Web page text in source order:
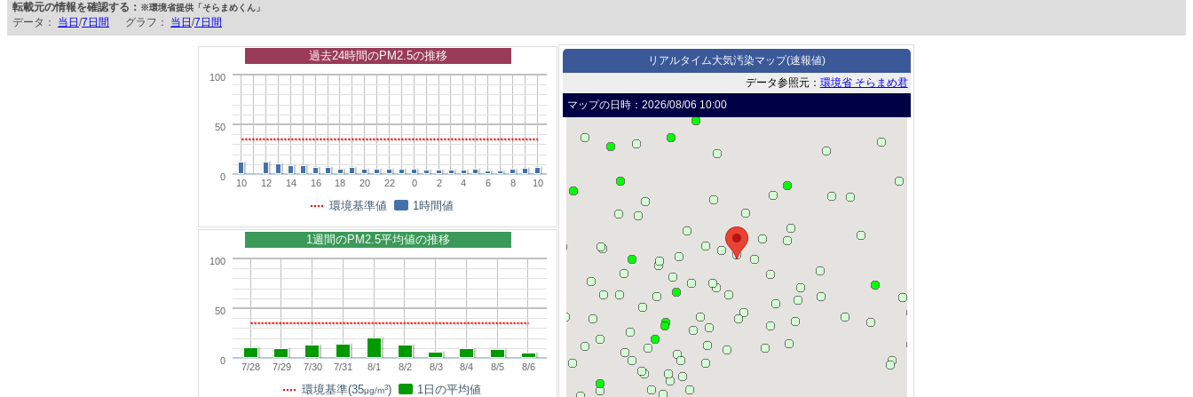
転載元の情報を確認する： ※環境省提供「そらまめくん」
データ： 当日 /7日間 グラフ： 当日 /7日間
10 12 14 16 18 20 22 0 2 4 6 8 10
0
50
100
過去24時間のPM2.5の推移
環境基準値 1時間値
7/28 7/29 7/30 7/31 8/1 8/2 8/3 8/4 8/5 8/6
0
50
100
1週間のPM2.5平均値の推移
環境基準(35μg/m3) 1日の平均値
リアルタイム大気汚染マップ(速報値)
データ参照元： 環境省 そらまめ君
マップの日時： 2026/08/06 10:00